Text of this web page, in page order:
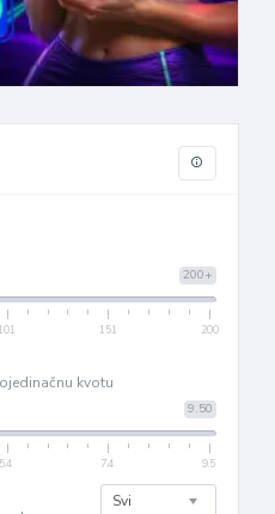
200+
101 151 200
kvotu
9.50
5.4 7.4 9.5